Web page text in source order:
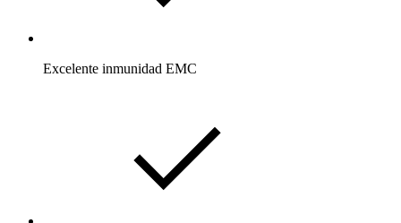
Excelente inmunidad EMC